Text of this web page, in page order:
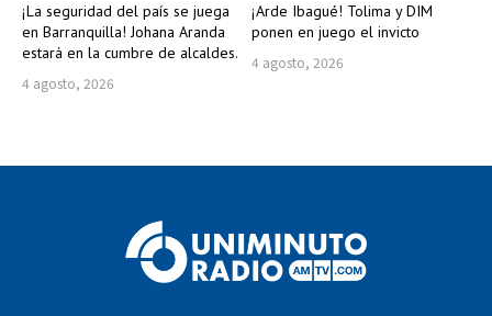
¡La seguridad del país se juega
en Barranquilla! Johana Aranda
estará en la cumbre de alcaldes.
4 agosto, 2026
¡Arde Ibagué! Tolima y DIM
ponen en juego el invicto
4 agosto, 2026